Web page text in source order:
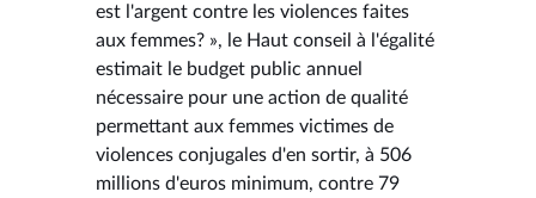
est l'argent contre les violences faites
aux femmes? », le Haut conseil à l'égalité
estimait le budget public annuel
nécessaire pour une action de qualité
permettant aux femmes victimes de
violences conjugales d'en sortir, à 506
millions d'euros minimum, contre 79